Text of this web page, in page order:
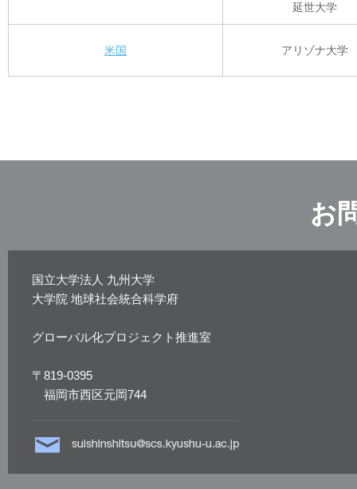
延世大学
米国 アリゾナ大学
お
国立大学法人 九州大学
大学院 地球社会統合科学府
グローバル化プロジェクト推進室
〒819-0395
福岡市西区元岡744